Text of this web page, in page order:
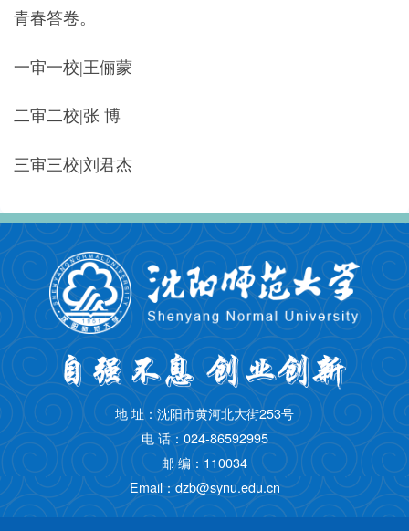
青春答卷。
一审一校|王俪蒙
二审二校|张 博
三审三校|刘君杰
地 址：沈阳市黄河北大街253号
电 话：024-86592995
邮 编：110034
Email：dzb@synu.edu.cn